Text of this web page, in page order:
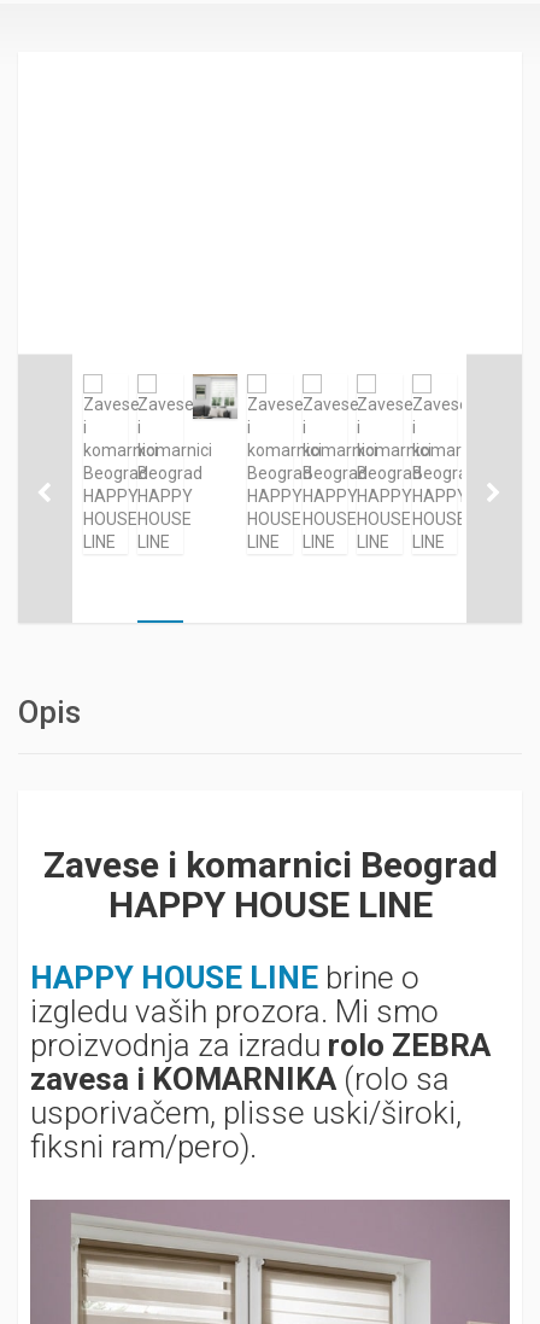
Opis
Zavese i komarnici Beograd
HAPPY HOUSE LINE
HAPPY HOUSE LINE brine o
izgledu vaših prozora. Mi smo
proizvodnja za izradu rolo ZEBRA
zavesa i KOMARNIKA(rolo sa
usporivačem, plisse uski/široki,
fiksni ram/pero).